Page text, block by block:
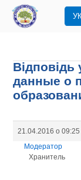
Відповідь
данные о
21.04.2016 о 09:25
Модератор
Хранитель